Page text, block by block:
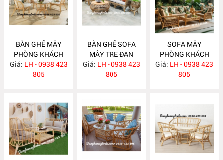
BÀN GHẾ MÂY
PHÒNG KHÁCH
NHỎ GỌN MA814
Giá: LH - 0938 423
805
BÀN GHẾ SOFA
MÂY TRE ĐAN
MA813
Giá: LH - 0938 423
805
SOFA MÂY
PHÒNG KHÁCH
MA812
Giá: LH - 0938 423
805